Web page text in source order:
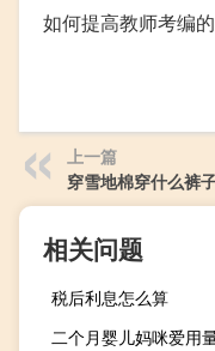
如何提高教师考编
上一篇
穿雪地棉穿什么裤
相关问题
税后利息怎么算
二个月婴儿妈咪爱用